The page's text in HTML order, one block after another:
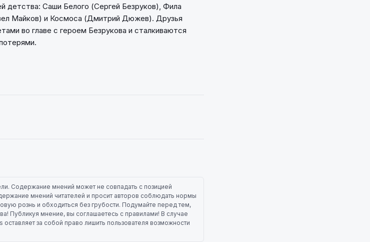
детства: Саши Белого (Сергей Безруков), Фила
Майков) и Космоса (Дмитрий Дюжев). Друзья
во главе с героем Безрукова и сталкиваются
Содержание мнений может не совпадать с позицией
мнений читателей и просит авторов соблюдать нормы
рознь и обходиться без грубости. Подумайте перед тем,
Публикуя мнение, вы соглашаетесь с правилами! В случае
за собой право лишить пользователя возможности